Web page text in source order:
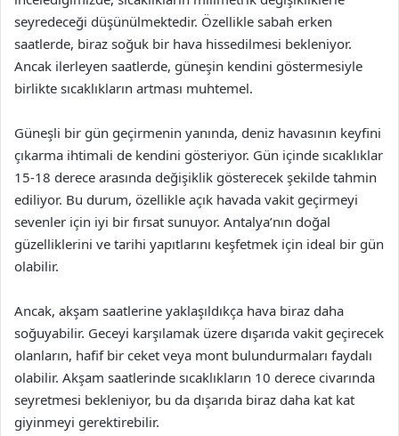
seyredeceği düşünülmektedir. Özellikle sabah erken
saatlerde, biraz soğuk bir hava hissedilmesi bekleniyor.
Ancak ilerleyen saatlerde, güneşin kendini göstermesiyle
birlikte sıcaklıkların artması muhtemel.
Güneşli bir gün geçirmenin yanında, deniz havasının keyfini
çıkarma ihtimali de kendini gösteriyor. Gün içinde sıcaklıklar
15-18 derece arasında değişiklik gösterecek şekilde tahmin
ediliyor. Bu durum, özellikle açık havada vakit geçirmeyi
sevenler için iyi bir fırsat sunuyor. Antalya’nın doğal
güzelliklerini ve tarihi yapıtlarını keşfetmek için ideal bir gün
olabilir.
Ancak, akşam saatlerine yaklaşıldıkça hava biraz daha
soğuyabilir. Geceyi karşılamak üzere dışarıda vakit geçirecek
olanların, hafif bir ceket veya mont bulundurmaları faydalı
olabilir. Akşam saatlerinde sıcaklıkların 10 derece civarında
seyretmesi bekleniyor, bu da dışarıda biraz daha kat kat
giyinmeyi gerektirebilir.